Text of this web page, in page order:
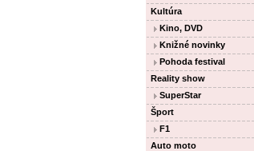
Kultúra
Kino, DVD
Knižné novinky
Pohoda festival
Reality show
SuperStar
Šport
F1
Auto moto